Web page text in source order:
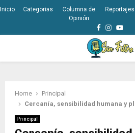
Inicio Categorias
Columna de
Opinión
Reportajes
Facebook
Home
Principal
Cercanía, sensibilidad humana y
Principal